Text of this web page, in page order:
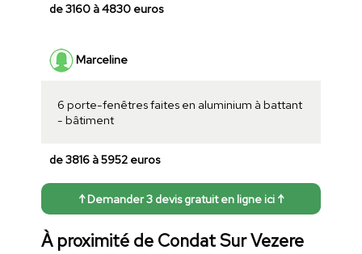
de 3160 à 4830 euros
Marceline
6 porte-fenêtres faites en aluminium à battant
- bâtiment
de 3816 à 5952 euros
↑ Demander 3 devis gratuit en ligne ici ↑
À proximité de Condat Sur Vezere